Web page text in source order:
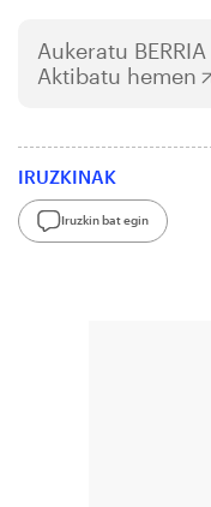
Aukeratu BERRIA
Aktibatu hemen
IRUZKINAK
Iruzkin bat egin